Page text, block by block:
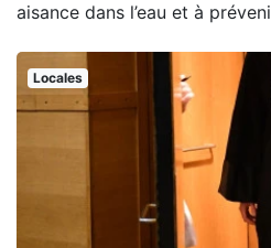
aisance dans l’eau et à
Locales